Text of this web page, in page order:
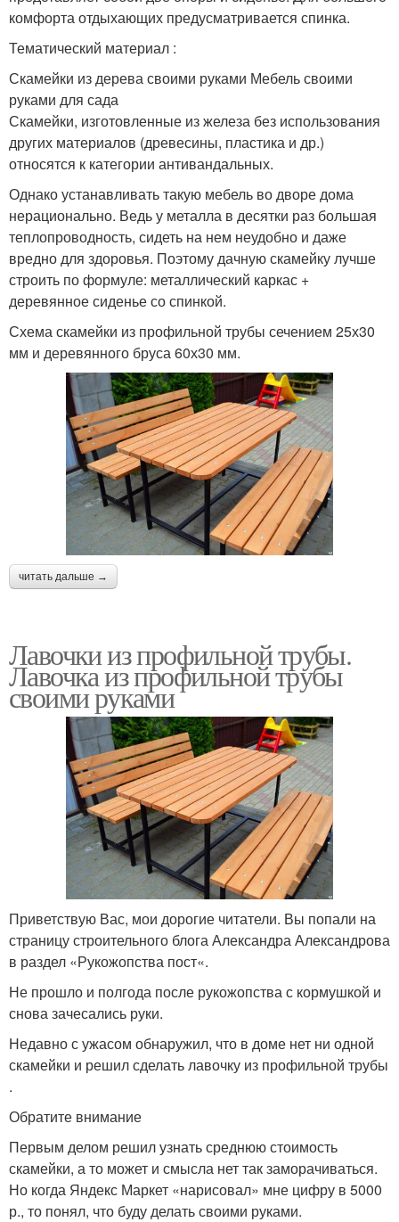
комфорта отдыхающих предусматривается спинка.
Тематический материал :
Скамейки из дерева своими руками Мебель своими
руками для сада
Скамейки, изготовленные из железа без использования
других материалов (древесины, пластика и др.)
относятся к категории антивандальных.
Однако устанавливать такую мебель во дворе дома
нерационально. Ведь у металла в десятки раз большая
теплопроводность, сидеть на нем неудобно и даже
вредно для здоровья. Поэтому дачную скамейку лучше
строить по формуле: металлический каркас +
деревянное сиденье со спинкой.
Схема скамейки из профильной трубы сечением 25х30
мм и деревянного бруса 60х30 мм.
читать дальше →
Лавочки из профильной трубы.
Лавочка из профильной трубы
своими руками
Приветствую Вас, мои дорогие читатели. Вы попали на
страницу строительного блога Александра Александрова
в раздел «Рукожопства пост«.
Не прошло и полгода после рукожопства с кормушкой и
снова зачесались руки.
Недавно с ужасом обнаружил, что в доме нет ни одной
скамейки и решил сделать лавочку из профильной трубы
.
Обратите внимание
Первым делом решил узнать среднюю стоимость
скамейки, а то может и смысла нет так заморачиваться.
Но когда Яндекс Маркет «нарисовал» мне цифру в 5000
р., то понял, что буду делать своими руками.